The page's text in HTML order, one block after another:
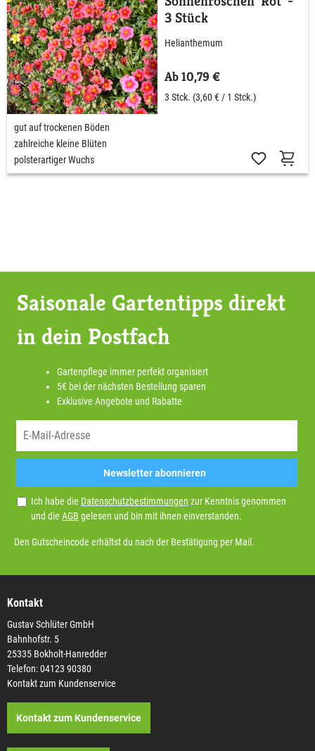
3 Stück
Helianthemum
Ab 10,79 €
3 Stck. (3,60 € / 1 Stck.)
gut auf trockenen Böden
zahlreiche kleine Blüten
polsterartiger Wuchs
Saisonale Gartentipps direkt
in dein Postfach
Gartenpflege immer perfekt organisiert
5€ bei der nächsten Bestellung sparen
Exklusive Angebote und Rabatte
Newsletter abonnieren
Ich habe die Datenschutzbestimmungen zur Kenntnis genommen
und die AGB gelesen und bin mit ihnen einverstanden.
Den Gutscheincode erhältst du nach der Bestätigung per Mail.
Kontakt
Gustav Schlüter GmbH
Bahnhofstr. 5
25335 Bokholt-Hanredder
Telefon: 04123 90380
Kontakt zum Kundenservice
Kontakt zum Kundenservice